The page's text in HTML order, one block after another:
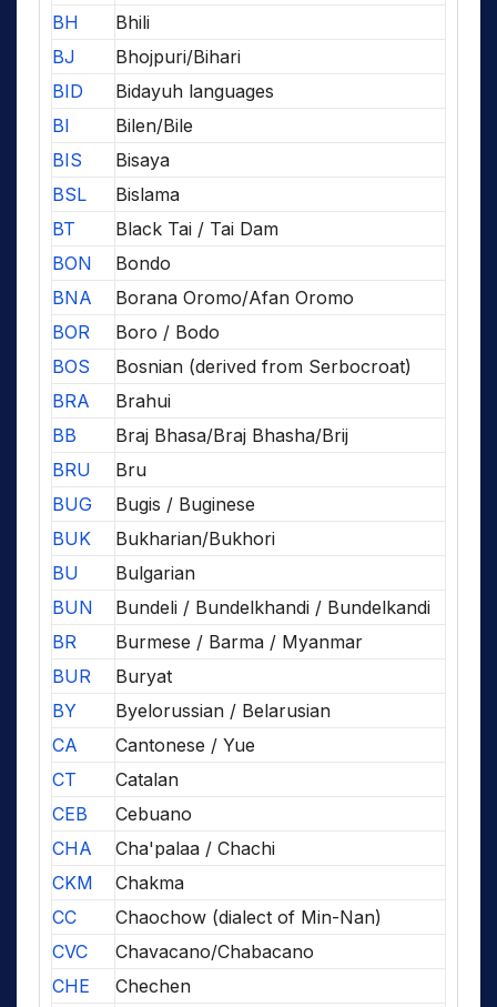
BH
Bhili
BJ
Bhojpuri/Bihari
BID
Bidayuh languages
BI
Bilen/Bile
BIS
Bisaya
BSL
Bislama
BT
Black Tai / Tai Dam
BON
Bondo
BNA
Borana Oromo/Afan Oromo
BOR
Boro / Bodo
BOS
Bosnian (derived from Serbocroat)
BRA
Brahui
BB
Braj Bhasa/Braj Bhasha/Brij
BRU
Bru
BUG
Bugis / Buginese
BUK
Bukharian/Bukhori
BU
Bulgarian
BUN
Bundeli / Bundelkhandi / Bundelkandi
BR
Burmese / Barma / Myanmar
BUR
Buryat
BY
Byelorussian / Belarusian
CA
Cantonese / Yue
CT
Catalan
CEB
Cebuano
CHA
Cha'palaa / Chachi
CKM
Chakma
CC
Chaochow (dialect of Min-Nan)
CVC
Chavacano/Chabacano
CHE
Chechen